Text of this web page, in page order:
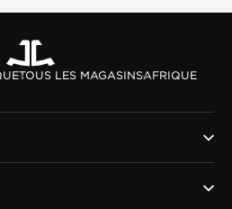
TOUS LES MAGASINSAFRIQUE